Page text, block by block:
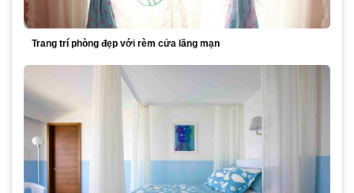
Trang trí phòng đẹp với rèm cửa lãng mạn